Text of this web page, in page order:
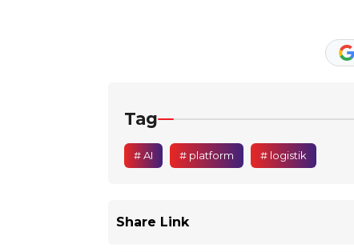
Tag
# AI # platform # logistik
Share Link